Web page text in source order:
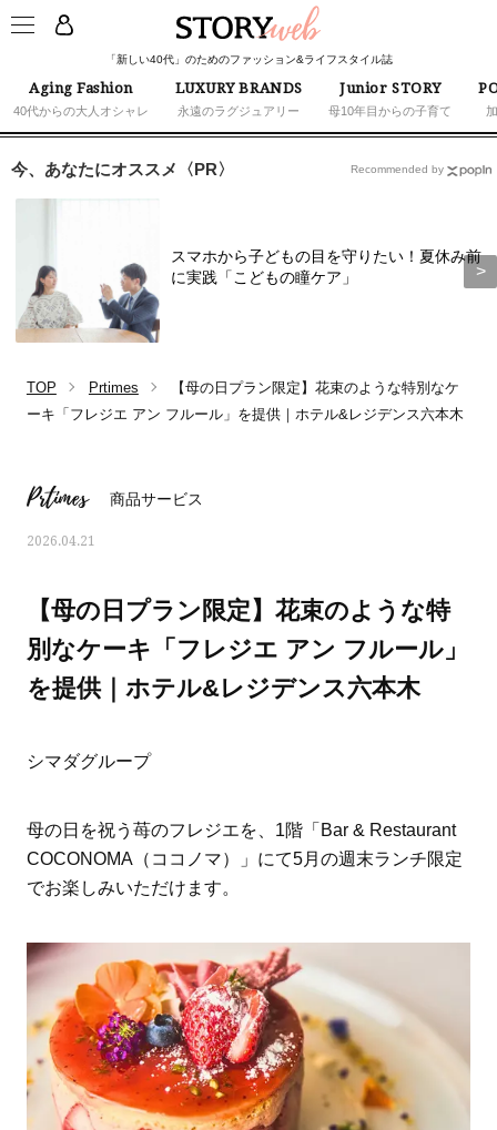
「新しい40代」のためのファッション&ライフスタイル誌
Aging Fashion
40代からの大人オシャレ
LUXURY BRANDS
永遠のラグジュアリー
Junior STORY
母10年目からの子育て
ママとパパに贈る「ジェンダーレ
ス学」
人気の40代髪型・ヘア
今、あなたにオススメ〈PR〉
スマホから子どもの目を守りたい！夏休み前
に実践「こどもの瞳ケア」
Recommended by
TOP Prtimes
【母の日プラン限定】花束のような特別なケ
ーキ「フレジエ アン フルール」を提供｜ホテル&レジデンス六本木
Prtimes 商品サービス
2026.04.21
【母の日プラン限定】花束のような特
別なケーキ「フレジエ アン フルール」
を提供｜ホテル&レジデンス六本木
シマダグループ
母の日を祝う苺のフレジエを、1階「Bar & Restaurant
COCONOMA（ココノマ）」にて5月の週末ランチ限定
でお楽しみいただけます。